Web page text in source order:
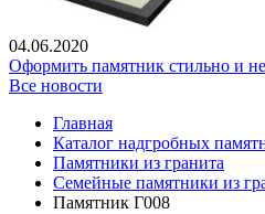
04.06.2020
Оформить памятник стильно и
Все новости
Главная
Каталог надгробных
Памятники из гранита
Семейные памятники из
Памятник Г008